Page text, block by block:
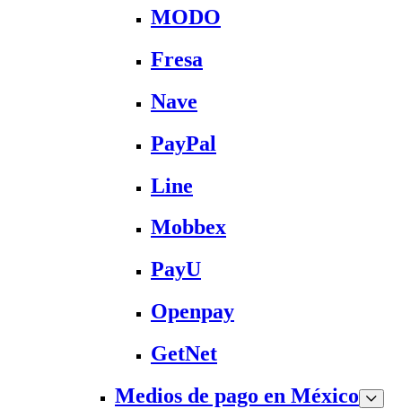
MODO
Fresa
Nave
PayPal
Line
Mobbex
PayU
Openpay
GetNet
Medios de pago en México